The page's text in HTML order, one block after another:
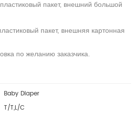
пакет, внешний большой
пакет, внешняя картонная
по желанию заказчика.
Baby Diaper
T/T,L/C